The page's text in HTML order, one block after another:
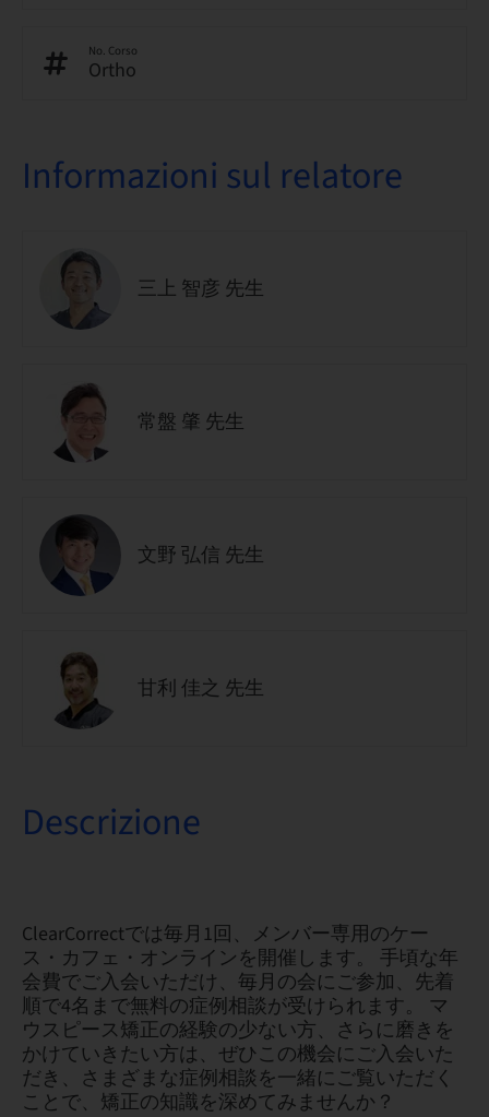
No. Corso
Ortho
Informazioni sul relatore
三上 智彦 先生
常盤 肇 先生
文野 弘信 先生
甘利 佳之 先生
Descrizione
ClearCorrectでは毎月1回、メンバー専用のケー
ス・カフェ・オンラインを開催します。 手頃な年
会費でご入会いただけ、毎月の会にご参加、先着
順で4名まで無料の症例相談が受けられます。 マ
ウスピース矯正の経験の少ない方、さらに磨きを
かけていきたい方は、ぜひこの機会にご入会いた
だき、さまざまな症例相談を一緒にご覧いただく
ことで、矯正の知識を深めてみませんか？